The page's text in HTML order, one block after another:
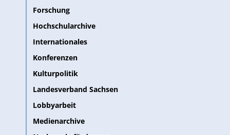
Forschung
Hochschularchive
Internationales
Konferenzen
Kulturpolitik
Landesverband Sachsen
Lobbyarbeit
Medienarchive